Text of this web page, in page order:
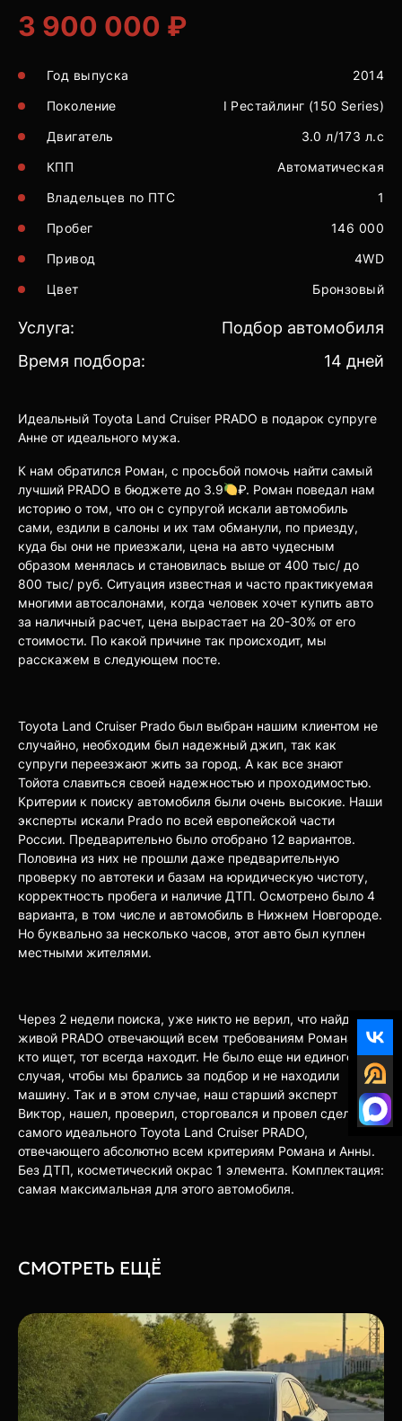
3 900 000 ₽
Год выпуска
2014
Поколение
I Рестайлинг (150 Series)
Двигатель
3.0 л/173 л.с
КПП
Автоматическая
Владельцев по ПТС
1
Пробег
146 000
Привод
4WD
Цвет
Бронзовый
Услуга:
Подбор автомобиля
Время подбора:
14 дней
Идеальный Toyota Land Cruiser PRADO в подарок супруге
Анне от идеального мужа.
К нам обратился Роман, с просьбой помочь найти самый
лучший PRADO в бюджете до 3.9
₽. Роман поведал нам
историю о том, что он с супругой искали автомобиль
сами, ездили в салоны и их там обманули, по приезду,
куда бы они не приезжали, цена на авто чудесным
образом менялась и становилась выше от 400 тыс/ до
800 тыс/ руб. Ситуация известная и часто практикуемая
многими автосалонами, когда человек хочет купить авто
за наличный расчет, цена вырастает на 20-30% от его
стоимости. По какой причине так происходит, мы
расскажем в следующем посте.
Toyota Land Cruiser Prado был выбран нашим клиентом не
случайно, необходим был надежный джип, так как
супруги переезжают жить за город. А как все знают
Тойота славиться своей надежностью и проходимостью.
Критерии к поиску автомобиля были очень высокие. Наши
эксперты искали Prado по всей европейской части
России. Предварительно было отобрано 12 вариантов.
Половина из них не прошли даже предварительную
проверку по автотеки и базам на юридическую чистоту,
корректность пробега и наличие ДТП. Осмотрено было 4
варианта, в том числе и автомобиль в Нижнем Новгороде.
Но буквально за несколько часов, этот авто был куплен
местными жителями.
Через 2 недели поиска, уже никто не верил, что найдется
живой PRADO отвечающий всем требованиям Романа. Но,
кто ищет, тот всегда находит. Не было еще ни единого
случая, чтобы мы брались за подбор и не находили
машину. Так и в этом случае, наш старший эксперт
Виктор, нашел, проверил, сторговался и провел сделку
самого идеального Toyota Land Cruiser PRADO,
отвечающего абсолютно всем критериям Романа и Анны.
Без ДТП, косметический окрас 1 элемента. Комплектация:
самая максимальная для этого автомобиля.
СМОТРЕТЬ ЕЩЁ